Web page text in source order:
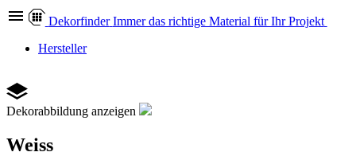
Dekorfinder Immer das richtige Material für Ihr Projekt
Hersteller
Dekorabbildung anzeigen
Weiss